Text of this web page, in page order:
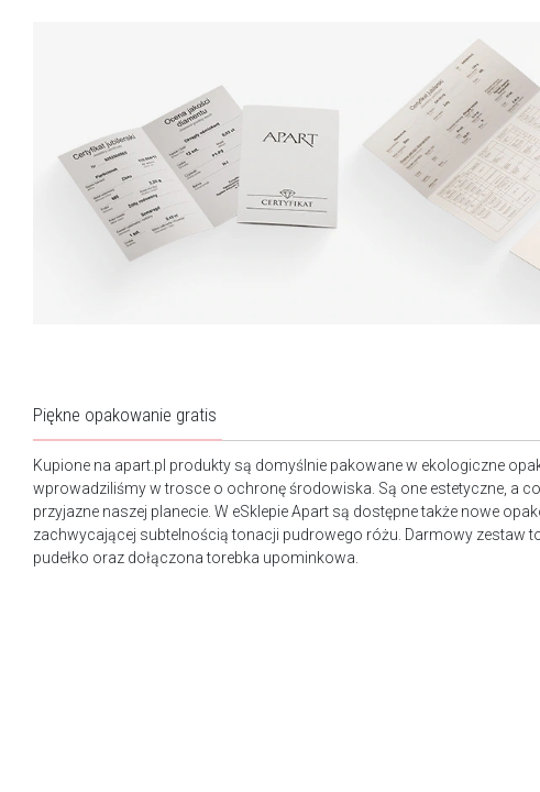
Piękne opakowanie gratis
Kupione na apart.pl produkty są domyślnie pakowane w ekologiczne
wprowadziliśmy w trosce o ochronę środowiska. Są one estetyczne, a
przyjazne naszej planecie. W eSklepie Apart są dostępne także nowe
zachwycającej subtelnością tonacji pudrowego różu. Darmowy zestaw
pudełko oraz dołączona torebka upominkowa.